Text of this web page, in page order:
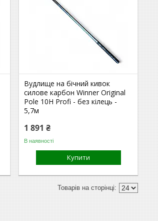
Вудлище на бічний кивок
силове карбон Winner Original
Pole 10H Profi - без кілець -
5,7м
1 891 ₴
В наявності
Купити